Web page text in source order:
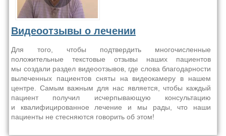
Видеоотзывы о лечении
Для того, чтобы подтвердить многочисленные
положительные текстовые отзывы наших пациентов
мы создали раздел видеоотзывов, где слова благодарности
вылеченных пациентов сняты на видеокамеру в нашем
центре. Самым важным для нас является, чтобы каждый
пациент получил исчерпывающую консультацию
и квалифицированное лечение и мы рады, что наши
пациенты не стесняются говорить об этом!